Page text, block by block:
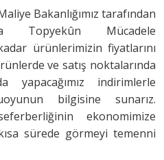
Bakanlığımız tarafından
Topyekûn Mücadele
ürünlerimizin fiyatlarını
ve satış noktalarında
indirimlerle
bilgisine sunarız.
ekonomimize
sürede görmeyi temenni